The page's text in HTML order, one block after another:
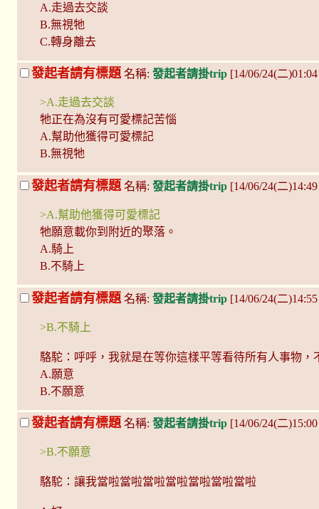
A.走過去交談
B.無視牠
C.轉身離去
發起者請有標題 名稱: 發起者請掛trip [14/06/24(二
>A.走過去交談
牠正在為沒有可愛標記苦惱
A.幫助他獲得可愛標記
B.無視牠
發起者請有標題 名稱: 發起者請掛trip [14/06/24(二
>A.幫助他獲得可愛標記
牠願意載你到附近的聚落。
A.騎上
B.不騎上
發起者請有標題 名稱: 發起者請掛trip [14/06/24(二
>B.不騎上
駱駝：呼呼，我就是在等你這樣平等看待所有人事物
A.願意
B.不願意
發起者請有標題 名稱: 發起者請掛trip [14/06/24(二
>B.不願意
駱駝：讓我當啦當啦當啦當啦當啦當啦當啦